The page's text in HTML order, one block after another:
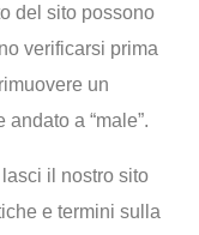
del sito possono
verificarsi prima
un
a “male”.
il nostro sito
e termini sulla